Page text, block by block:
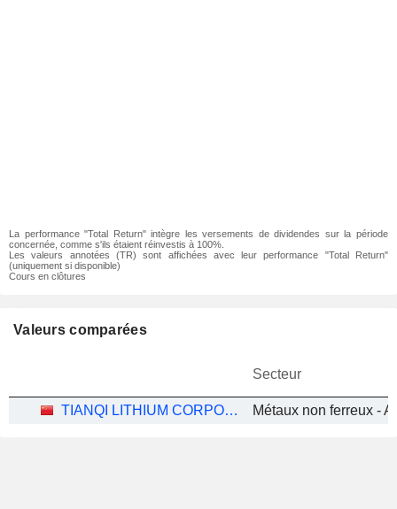
La performance "Total Return" intègre les versements de dividendes sur la période
concernée, comme s'ils étaient réinvestis à 100%.
Les valeurs annotées (TR) sont affichées avec leur performance "Total Return"
(uniquement si disponible)
Cours en clôtures
Valeurs comparées
Secteur
TIANQI LITHIUM CORPORATION Métaux non ferreux -